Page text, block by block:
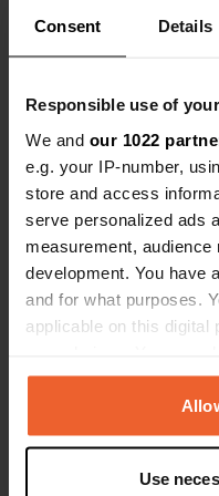
Consent Details
Responsible use of
We and our 1022
e.g. your IP-number,
store and access
serve personalized ads
measurement,
development. You have
and for what purposes.
applicable on this digital
any time from the
the Privacy trigger icon.
Collect information
Use
Contact
Route Forestière
33950, Lège-
Coordonnées
44° 47' 55" N 1° 13'
44.7985 -1.22095